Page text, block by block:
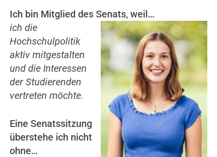
Ich bin Mitglied des Senats, weil…
ich die
Hochschulpolitik
aktiv mitgestalten
und die Interessen
der Studierenden
vertreten möchte.
Eine Senatssitzung
überstehe ich nicht
ohne…